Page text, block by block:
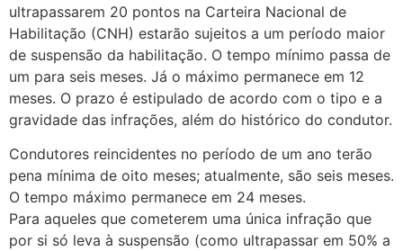
ultrapassarem 20 pontos na Carteira Nacional de
Habilitação (CNH) estarão sujeitos a um período maior
de suspensão da habilitação. O tempo mínimo passa de
um para seis meses. Já o máximo permanece em 12
meses. O prazo é estipulado de acordo com o tipo e a
gravidade das infrações, além do histórico do condutor.
Condutores reincidentes no período de um ano terão
pena mínima de oito meses; atualmente, são seis meses.
O tempo máximo permanece em 24 meses.
Para aqueles que cometerem uma única infração que
por si só leva à suspensão (como ultrapassar em 50% a